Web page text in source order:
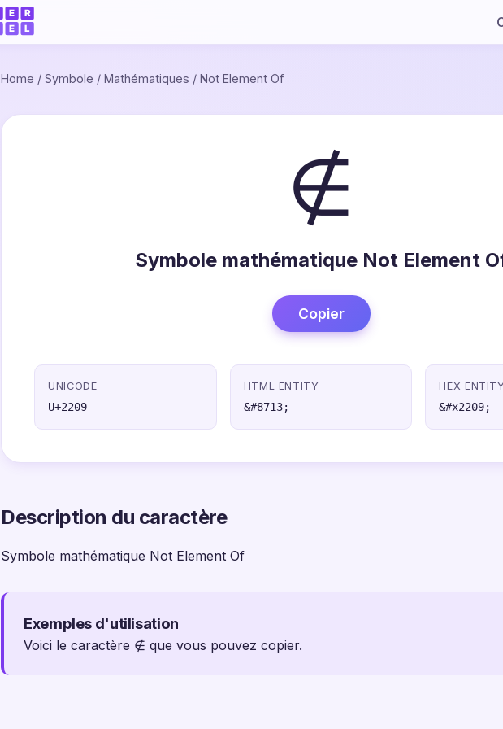
Home / Symbole / Mathématiques / Not Element Of
∉
Symbole mathématique Not Element
Copier
UNICODE
U+2209
HTML ENTITY
&#8713;
HEX
&#x2209;
Description du caractère
Symbole mathématique Not Element Of
Exemples d'utilisation
Voici le caractère ∉ que vous pouvez copier.